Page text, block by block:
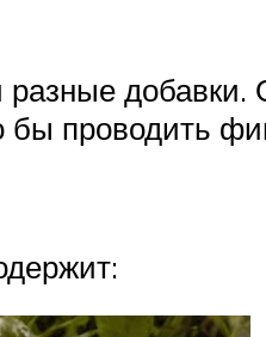
разные
проводить